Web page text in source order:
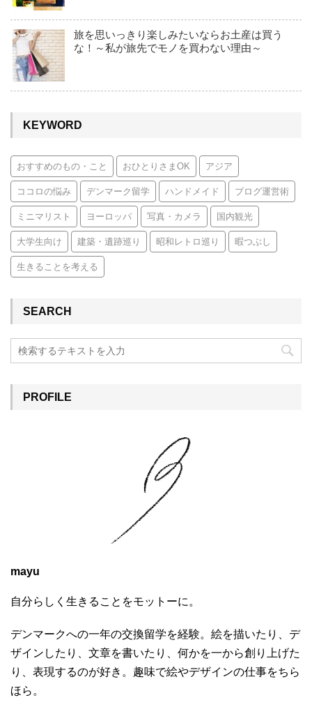
旅を思いっきり楽しみたいならお土産は買う
な！～私が旅先でモノを買わない理由～
KEYWORD
おすすめのもの・こと おひとりさまOK アジア
ココロの悩み デンマーク留学 ハンドメイド ブログ運営術
ミニマリスト ヨーロッパ 写真・カメラ 国内観光
大学生向け 建築・遺跡巡り 昭和レトロ巡り 暇つぶし
生きることを考える
SEARCH
PROFILE
mayu
自分らしく生きることをモットーに。
デンマークへの一年の交換留学を経験。絵を描いたり、デ
ザインしたり、文章を書いたり、何かを一から創り上げた
り、表現するのが好き。趣味で絵やデザインの仕事をちら
ほら。